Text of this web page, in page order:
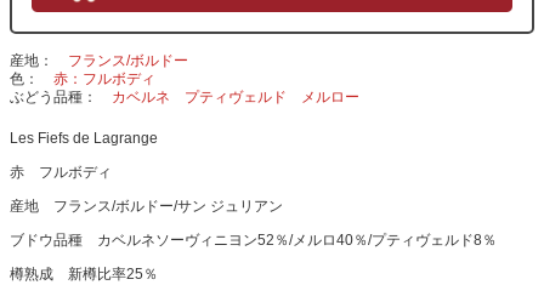
産地
フランス/ボルドー
色
赤：フルボディ
ぶどう品種
カベルネ プティヴェルド メルロー
Les Fiefs de Lagrange
赤 フルボディ
産地 フランス/ボルドー/サン ジュリアン
ブドウ品種 カベルネソーヴィニヨン52％/メルロ40％/プティヴェルド8％
樽熟成 新樽比率25％